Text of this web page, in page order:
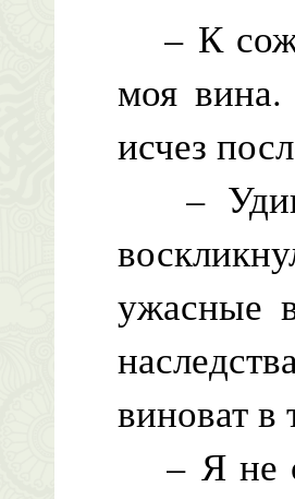
– К
моя
исчез
–
ужасные
виноват
– Я не